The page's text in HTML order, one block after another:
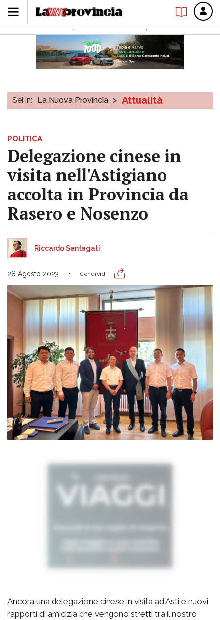
Sei in: La Nuova Provincia > Attualità
POLITICA
Delegazione cinese in
visita nell'Astigiano
accolta in Provincia da
Rasero e Nosenzo
Riccardo Santagati
28 Agosto 2023 Condividi
Ancora una delegazione cinese in visita ad Asti e nuovi
rapporti di amicizia che vengono stretti tra il nostro